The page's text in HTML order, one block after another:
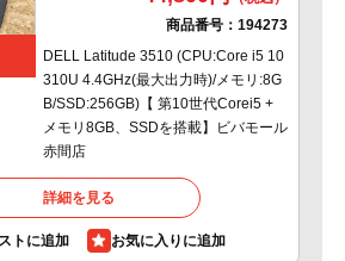
商品番号： 194273
DELL Latitude 3510 (CPU:Core i5 10
310U 4.4GHz(最大出力時)/メモリ:8G
B/SSD:256GB)【 第10世代Corei5 +
メモリ8GB、SSDを搭載】ビバモール
赤間店
詳細を見る
トに追加